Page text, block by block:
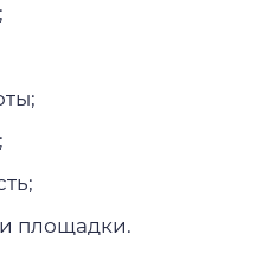
площадки.